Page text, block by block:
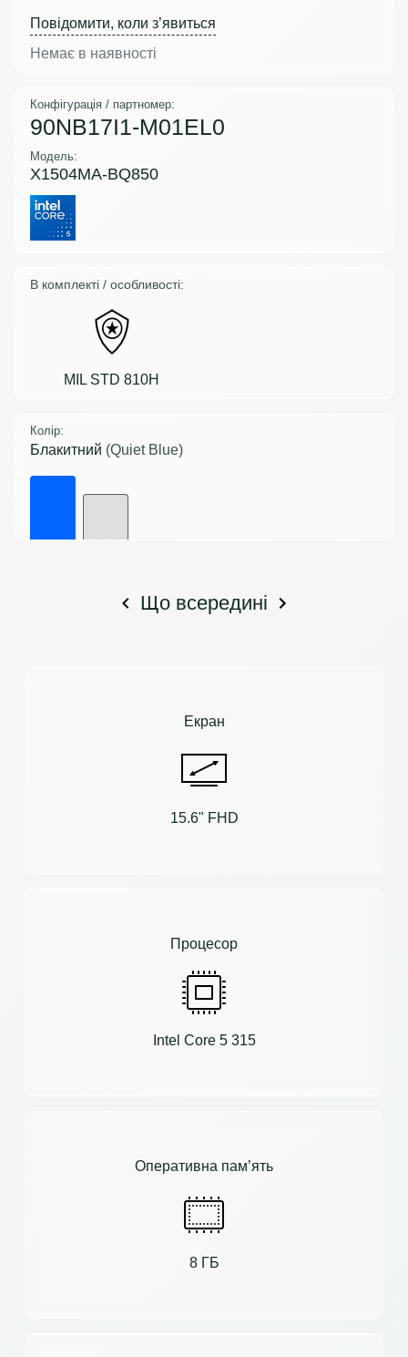
Повідомити, коли з’явиться
Немає в наявності
Конфігурація / партномер:
90NB17I1-M01EL0
Модель:
X1504MA-BQ850
В комплекті / особливості:
MIL STD 810H
Колір:
Блакитний (Quiet Blue)
Що всередині
Екран
15.6" FHD
Процесор
Intel Core 5 315
Оперативна пам’ять
8 ГБ